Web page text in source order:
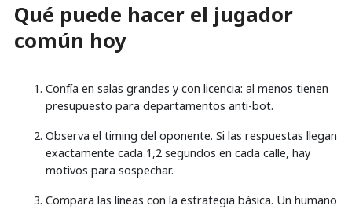
Qué puede hacer el jugador
común hoy
Confía en salas grandes y con licencia: al menos tienen
presupuesto para departamentos anti-bot.
Observa el timing del oponente. Si las respuestas llegan
exactamente cada 1,2 segundos en cada calle, hay
motivos para sospechar.
Compara las líneas con la estrategia básica. Un humano